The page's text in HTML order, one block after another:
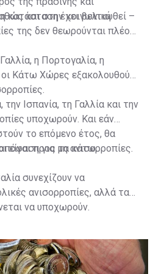
και στην κοινωνική
κατάσταση έχει βελτιωθεί –
της δεν θεωρούνται πλέον
η Πορτογαλία, η
οι Κάτω Χώρες εξακολουθούν
Ισπανία, τη Γαλλία και την
υποχωρούν. Και εάν
το επόμενο έτος, θα
για μη ανισορροπίες.
είναι προς τα κάτω.
συνεχίζουν να
ανισορροπίες, αλλά τα
να υποχωρούν.